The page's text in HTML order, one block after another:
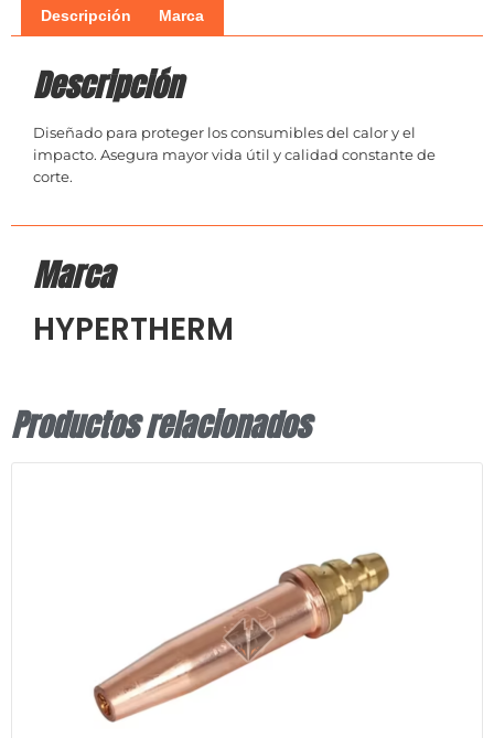
Descripción Marca
Descripción
Diseñado para proteger los consumibles del calor y el
impacto. Asegura mayor vida útil y calidad constante de
corte.
Marca
HYPERTHERM
Productos relacionados